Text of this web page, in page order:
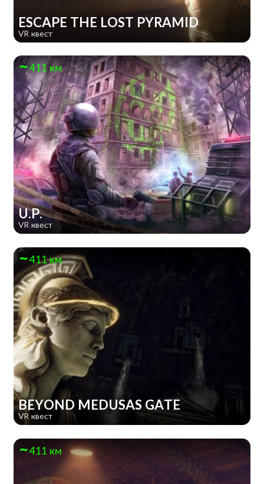
ESCAPE THE LOST PYRAMID
VR квест
411 км
U.P.
VR квест
411 км
BEYOND MEDUSAS GATE
VR квест
411 км